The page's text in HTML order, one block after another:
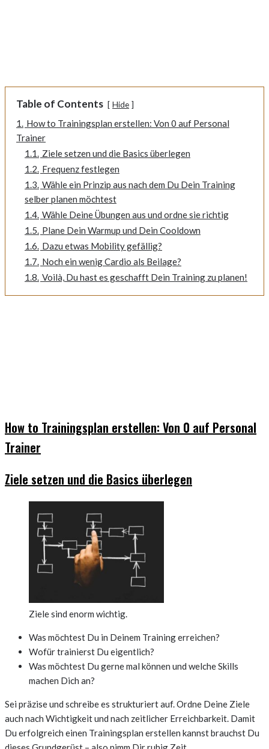
Table of Contents Hide
1. How to Trainingsplan erstellen: Von 0 auf Personal
Trainer
1.1. Ziele setzen und die Basics überlegen
1.2. Frequenz festlegen
1.3. Wähle ein Prinzip aus nach dem Du Dein Training
selber planen möchtest
1.4. Wähle Deine Übungen aus und ordne sie richtig
1.5. Plane Dein Warmup und Dein Cooldown
1.6. Dazu etwas Mobility gefällig?
1.7. Noch ein wenig Cardio als Beilage?
1.8. Voilà, Du hast es geschafft Dein Training zu planen!
How to Trainingsplan erstellen: Von 0 auf Personal
Trainer
Ziele setzen und die Basics überlegen
Ziele sind enorm wichtig.
Was möchtest Du in Deinem Training erreichen?
Wofür trainierst Du eigentlich?
Was möchtest Du gerne mal können und welche Skills
machen Dich an?
Sei präzise und schreibe es strukturiert auf. Ordne Deine Ziele
auch nach Wichtigkeit und nach zeitlicher Erreichbarkeit. Damit
Du erfolgreich einen Trainingsplan erstellen kannst brauchst Du